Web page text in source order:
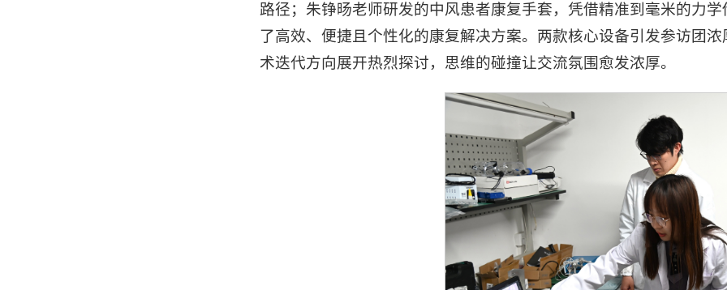
路径；朱铮旸老师研发的中风患者康复手套，凭借精准到毫米的力
了高效、便捷且个性化的康复解决方案。两款核心设备引发参访团
术迭代方向展开热烈探讨，思维的碰撞让交流氛围愈发浓厚。